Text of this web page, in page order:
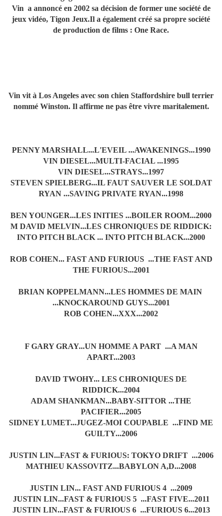
Vin a annoncé en 2002 sa décision de former une société de
jeux vidéo, Tigon Jeux.Il a également créé sa propre société
de production de films : One Race.
Vin vit à Los Angeles avec son chien Staffordshire bull terrier
nommé Winston. Il affirme ne pas être vivre maritalement.
PENNY MARSHALL...L'EVEIL ...AWAKENINGS...1990
VIN DIESEL...MULTI-FACIAL ...1995
VIN DIESEL...STRAYS...1997
STEVEN SPIELBERG...IL FAUT SAUVER LE SOLDAT
RYAN ...SAVING PRIVATE RYAN...1998
BEN YOUNGER...LES INITIES ...BOILER ROOM...2000
M DAVID MELVIN...LES CHRONIQUES DE RIDDICK:
INTO PITCH BLACK ... INTO PITCH BLACK...2000
ROB COHEN... FAST AND FURIOUS ...THE FAST AND
THE FURIOUS...2001
BRIAN KOPPELMANN...LES HOMMES DE MAIN
...KNOCKAROUND GUYS...2001
ROB COHEN...XXX...2002
F GARY GRAY...UN HOMME A PART ...A MAN
APART...2003
DAVID TWOHY... LES CHRONIQUES DE
RIDDICK...2004
ADAM SHANKMAN...BABY-SITTOR ...THE
PACIFIER...2005
SIDNEY LUMET...JUGEZ-MOI COUPABLE ...FIND ME
GUILTY...2006
JUSTIN LIN...FAST & FURIOUS: TOKYO DRIFT ...2006
MATHIEU KASSOVITZ...BABYLON A,D...2008
JUSTIN LIN... FAST AND FURIOUS 4 ...2009
JUSTIN LIN...FAST & FURIOUS 5 ...FAST FIVE...2011
JUSTIN LIN...FAST & FURIOUS 6 ...FURIOUS 6...2013